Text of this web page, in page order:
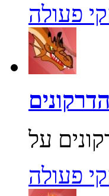
פעולה
פעולה